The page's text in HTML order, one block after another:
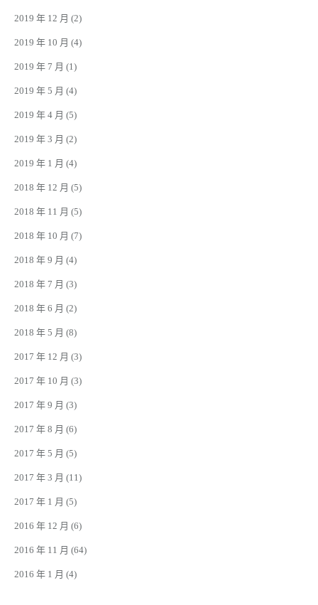
2019 年 12 月 (2)
2019 年 10 月 (4)
2019 年 7 月 (1)
2019 年 5 月 (4)
2019 年 4 月 (5)
2019 年 3 月 (2)
2019 年 1 月 (4)
2018 年 12 月 (5)
2018 年 11 月 (5)
2018 年 10 月 (7)
2018 年 9 月 (4)
2018 年 7 月 (3)
2018 年 6 月 (2)
2018 年 5 月 (8)
2017 年 12 月 (3)
2017 年 10 月 (3)
2017 年 9 月 (3)
2017 年 8 月 (6)
2017 年 5 月 (5)
2017 年 3 月 (11)
2017 年 1 月 (5)
2016 年 12 月 (6)
2016 年 11 月 (64)
2016 年 1 月 (4)